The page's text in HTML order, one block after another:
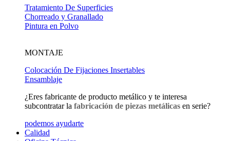
Tratamiento De Superficies
Chorreado y Granallado
Pintura en Polvo
MONTAJE
Colocación De Fijaciones Insertables
Ensamblaje
¿Eres fabricante de producto metálico y te interesa
subcontratar la fabricación de piezas metálicas en serie?
podemos ayudarte
Calidad